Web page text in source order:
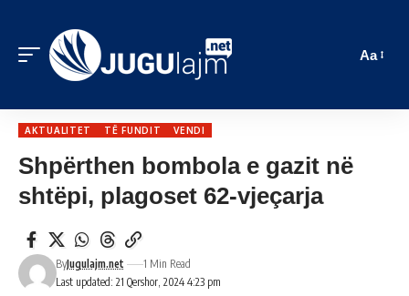
Aa
AKTUALITET TË FUNDIT VENDI
Shpërthen bombola e gazit në
shtëpi, plagoset 62-vjeçarja
Last updated: 21 Qershor, 2024 4:23 pm
ByJugulajm.net 1 Min Read